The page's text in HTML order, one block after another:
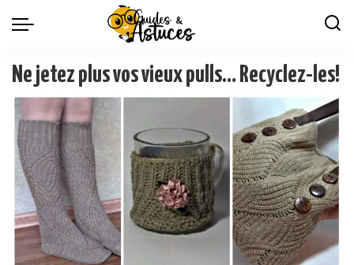
Ne jetez plus vos vieux pulls… Recyclez-les!